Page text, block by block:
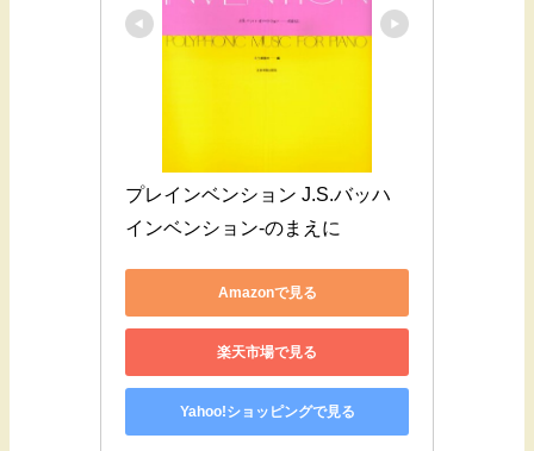
プレインベンション J.S.バッハ
インベンション-のまえに
Amazonで見る
楽天市場で見る
Yahoo!ショッピングで見る